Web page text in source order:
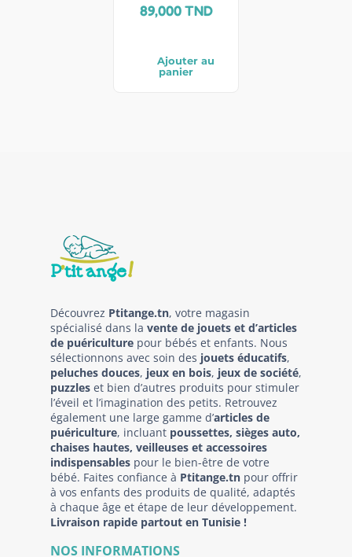
89,000TND
Ajouter au
panier
Découvrez Ptitange.tn, votre magasin
spécialisé dans la vente de jouets et d’articles
de puériculture pour bébés et enfants. Nous
sélectionnons avec soin des jouets éducatifs,
peluches douces, jeux en bois, jeux de société,
puzzles et bien d’autres produits pour stimuler
l’éveil et l’imagination des petits. Retrouvez
également une large gamme d’articles de
puériculture, incluant poussettes, sièges auto,
chaises hautes, veilleuses et accessoires
indispensables pour le bien-être de votre
bébé. Faites confiance à Ptitange.tn pour offrir
à vos enfants des produits de qualité, adaptés
à chaque âge et étape de leur développement.
Livraison rapide partout en Tunisie !
NOS INFORMATIONS